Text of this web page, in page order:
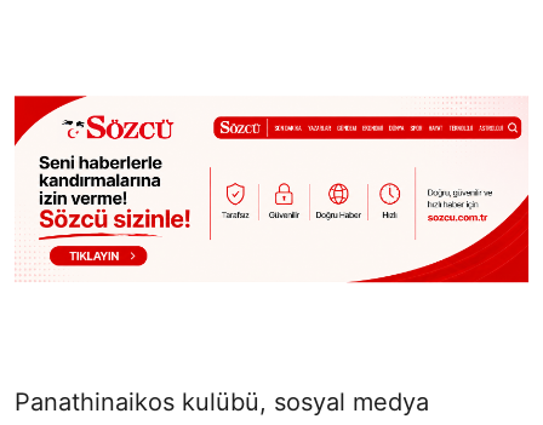
Panathinaikos kulübü, sosyal medya